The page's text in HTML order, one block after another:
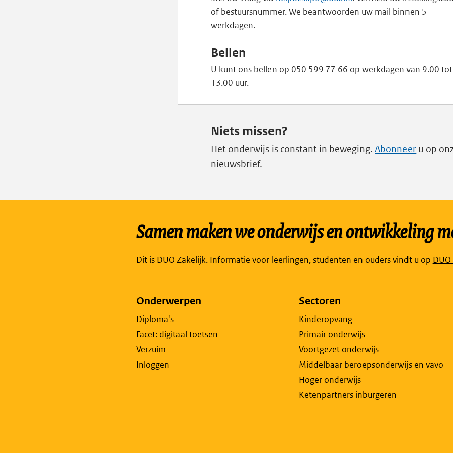
of bestuursnummer. We beantwoorden uw mail binnen 5
werkdagen.
Bellen
U kunt ons bellen op 050 599 77 66 op werkdagen van 9.00 tot
13.00 uur.
Niets missen?
Het onderwijs is constant in beweging.Abonneer u op
nieuwsbrief.
Samen maken we onderwijs en ontwikkeling
Dit is DUO Zakelijk. Informatie voor leerlingen, studenten en ouders vindt u op Link
Onderwerpen
Diploma's
Facet: digitaal toetsen
Verzuim
Inloggen
Sectoren
Kinderopvang
Primair onderwijs
Voortgezet onderwijs
Middelbaar beroepsonderwijs en vavo
Hoger onderwijs
Ketenpartners inburgeren